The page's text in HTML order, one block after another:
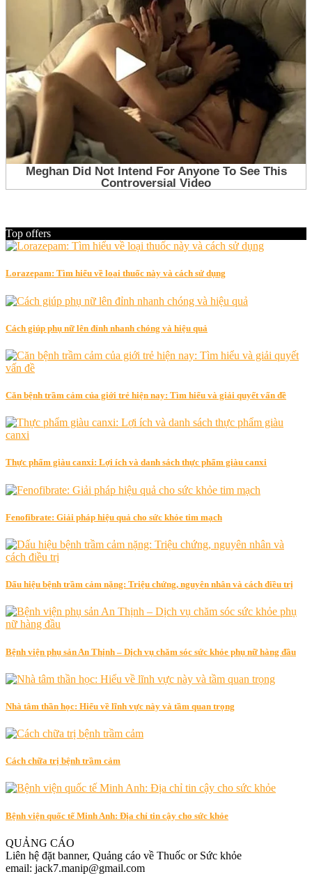
Top offers
Lorazepam: Tìm hiểu về loại thuốc này và cách sử dụng
Cách giúp phụ nữ lên đỉnh nhanh chóng và hiệu quả
Căn bệnh trầm cảm của giới trẻ hiện nay: Tìm hiểu và giải quyết vấn đề
Thực phẩm giàu canxi: Lợi ích và danh sách thực phẩm giàu canxi
Fenofibrate: Giải pháp hiệu quả cho sức khỏe tim mạch
Dấu hiệu bệnh trầm cảm nặng: Triệu chứng, nguyên nhân và cách điều trị
Bệnh viện phụ sản An Thịnh – Dịch vụ chăm sóc sức khỏe phụ nữ hàng đầu
Nhà tâm thần học: Hiểu về lĩnh vực này và tầm quan trọng
Cách chữa trị bệnh trầm cảm
Bệnh viện quốc tế Minh Anh: Địa chỉ tin cậy cho sức khỏe
QUẢNG CÁO
Liên hệ đặt banner, Quảng cáo về Thuốc or Sức khỏe
email: jack7.manip@gmail.com